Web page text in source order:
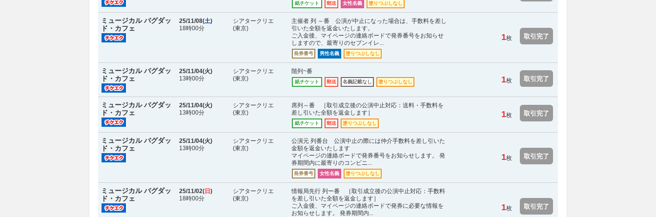
紙チケット 郵送 女性名義 塗りつぶしなし
ミュージカル バグダッ
ド・カフェ
25/11/08(土)
18時00分
シアタークリエ
(東京)
主催者 列 ～番 公演が中止になった場合は、手数料を差し
引いた全額を返金いたします。
ご入金後、マイページの連絡ボードで発券番号をお知らせ
しますので、最寄りのセブンイレ...
発券番号 男性名義 塗りつぶしなし
1枚 取引完了
ミュージカル バグダッ
ド・カフェ
25/11/04(火)
13時00分
シアタークリエ
(東京)
階列~番
紙チケット 郵送 名義記載なし 塗りつぶしなし 1枚 取引完了
ミュージカル バグダッ
ド・カフェ
25/11/04(火)
13時00分
シアタークリエ
(東京)
席列～番 ［取引成立後の公演中止対応：送料・手数料を
差し引いた全額を返金します］
紙チケット 郵送 塗りつぶしなし
1枚 取引完了
ミュージカル バグダッ
ド・カフェ
25/11/04(火)
13時00分
シアタークリエ
(東京)
公演元 列番台 公演中止の際には仲介手数料を差し引いた
金額を返金いたします
マイページの連絡ボードで発券番号をお知らせします。 発
券期間内に最寄りのコンビニ...
発券番号 女性名義 塗りつぶしなし
1枚 取引完了
ミュージカル バグダッ
ド・カフェ
25/11/02( 日 )
18時00分
シアタークリエ
(東京)
情報局先行 列ー番 ［取引成立後の公演中止対応：手数料
を差し引いた全額を返金します］
ご入金後、マイページの連絡ボードで発券に必要な情報を
お知らせします。 発券期間内...
1枚 取引完了